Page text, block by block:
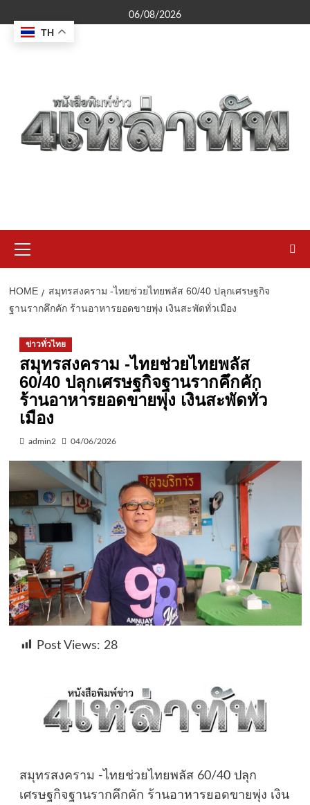
to
content
06/08/2026
Menu
HOME
สมุทรสงคราม -ไทยช่วยไทยพลัส 60/40 ปลุกเศรษฐกิจ
ฐานรากคึกคัก ร้านอาหารยอดขายพุ่ง เงินสะพัดทั่วเมือง
ข่าวทั่วไทย
สมุทรสงคราม -ไทยช่วยไทยพลัส
60/40 ปลุกเศรษฐกิจฐานรากคึกคัก
ร้านอาหารยอดขายพุ่ง เงินสะพัดทั่ว
เมือง
admin2 04/06/2026
Post Views: 28
สมุทรสงคราม -ไทยช่วยไทยพลัส 60/40 ปลุก
เศรษฐกิจฐานรากคึกคัก ร้านอาหารยอดขายพุ่ง เงิน
TH